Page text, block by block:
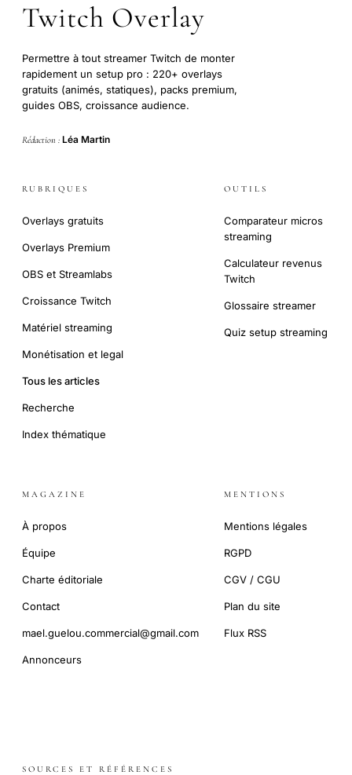
Twitch Overlay
Permettre à tout streamer Twitch de monter
rapidement un setup pro : 220+ overlays
gratuits (animés, statiques), packs premium,
guides OBS, croissance audience.
Rédaction : Léa Martin
RUBRIQUES
Overlays gratuits
Overlays Premium
OBS et Streamlabs
Croissance Twitch
Matériel streaming
Monétisation et legal
Tous les articles
Recherche
Index thématique
OUTILS
Comparateur micros
streaming
Calculateur revenus
Twitch
Glossaire streamer
Quiz setup streaming
MAGAZINE
À propos
Équipe
Charte éditoriale
Contact
mael.guelou.commercial@gmail.com
Annonceurs
MENTIONS
Mentions légales
RGPD
CGV / CGU
Plan du site
Flux RSS
SOURCES ET RÉFÉRENCES